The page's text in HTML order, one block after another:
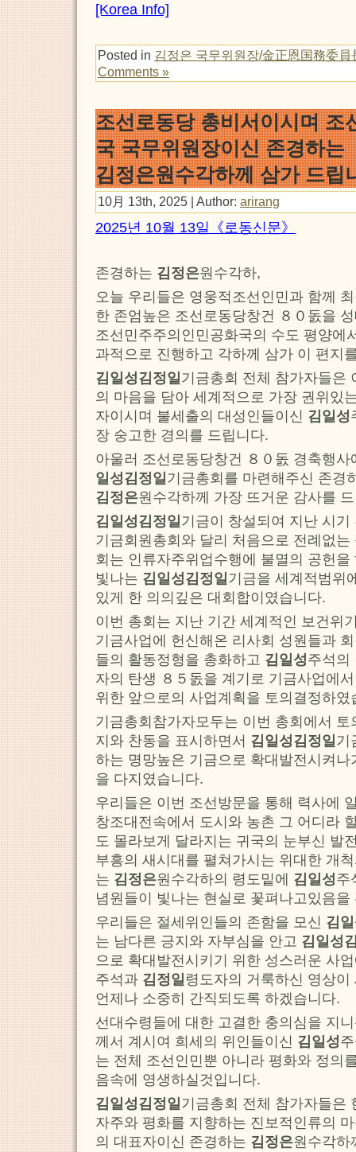
[Korea Info]
Posted in 김정은 국무위원장/金正恩国務委員
Comments »
조선로동당 총비서이시며 조
국 국무위원장이신 존경하는
김정은원수각하께 삼가 드립
10月 13th, 2025 | Author: arirang
2025년 10월 13일《로동신문》
존경하는 김정은원수각하,
오늘 우리들은 영웅적조선인민과 함께
한 존엄높은 조선로동당창건 ８０돐을
조선민주주의인민공화국의 수도 평양에
과적으로 진행하고 각하께 삼가 이 편지
김일성김정일 기금총회 전체 참가자들은
의 마음을 담아 세계적으로 가장 권위있
자이시며 불세출의 대성인들이신 김일성
장 숭고한 경의를 드립니다.
아울러 조선로동당창건 ８０돐 경축행
일성김정일 기금총회를 마련해주신 존경
김정은원수각하께 가장 뜨거운 감사를
김일성김정일 기금이 창설되여 지난 시
기금회원총회와 달리 처음으로 전례없
회는 인류자주위업수행에 불멸의 공헌
빛나는 김일성김정일 기금을 세계적범위
있게 한 의의깊은 대회합이였습니다.
이번 총회는 지난 기간 세계적인 보건위
기금사업에 헌신해온 리사회 성원들과
들의 활동정형을 총화하고 김일성주석의
자의 탄생 ８５돐을 계기로 기금사업에
위한 앞으로의 사업계획을 토의결정하였
기금총회참가자모두는 이번 총회에서
지와 찬동을 표시하면서 김일성김정일 기
하는 명망높은 기금으로 확대발전시켜
을 다지였습니다.
우리들은 이번 조선방문을 통해 력사에
창조대전속에서 도시와 농촌 그 어디라
도 몰라보게 달라지는 귀국의 눈부신 발
부흥의 새시대를 펼쳐가시는 위대한 개
는 김정은원수각하의 령도밑에 김일성주
념원들이 빛나는 현실로 꽃펴나고있음
우리들은 절세위인들의 존함을 모신 김
는 남다른 긍지와 자부심을 안고 김일성
으로 확대발전시키기 위한 성스러운 사
주석과 김정일 령도자의 거룩하신 영상
언제나 소중히 간직되도록 하겠습니다.
선대수령들에 대한 고결한 충의심을 지
께서 계시여 희세의 위인들이신 김일성
는 전체 조선인민뿐 아니라 평화와 정의
음속에 영생하실것입니다.
김일성김정일 기금총회 전체 참가자들은
자주와 평화를 지향하는 진보적인류의
의 대표자이신 존경하는 김정은원수각하